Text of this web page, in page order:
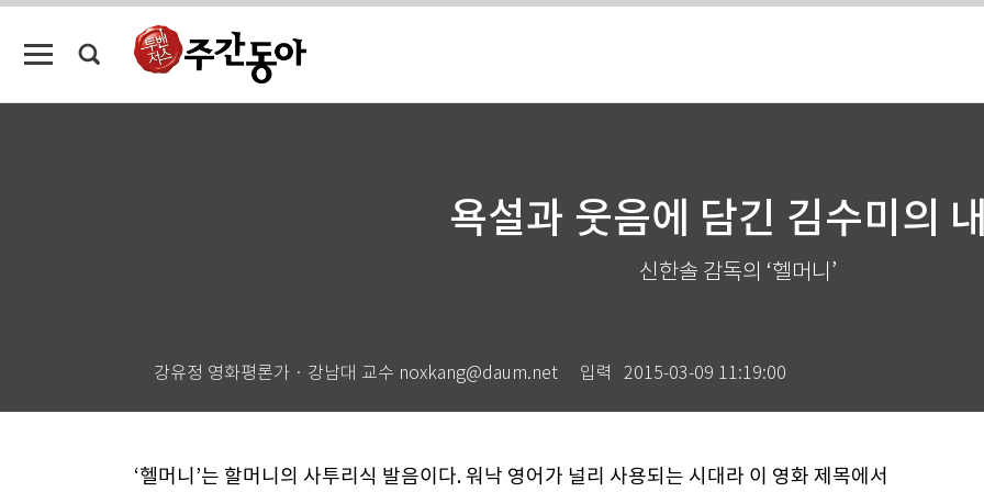
욕설과 웃음에 담긴 김수미의
신한솔 감독의 ‘헬머니’
강유정 영화평론가 · 강남대 교수 noxkang@daum.net 입력 2015-03-09 11:19:00
‘헬머니’는 할머니의 사투리식 발음이다. 워낙 영어가 널리 사용되는 시대라 이 영화 제목에서